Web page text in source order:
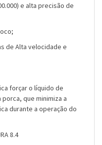
e alta precisão de
de Alta velocidade e
forçar o líquido de
que minimiza a
durante a operação do
8.4